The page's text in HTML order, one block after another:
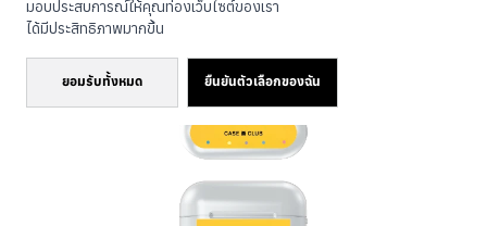
มอบประสบการณ์ให้คุณท่องเว็บไซต์ของเรา
ได้มีประสิทธิภาพมากขึ้น
ยอมรับทั้งหมด ยืนยันตัวเลือกของฉัน
EOSS200